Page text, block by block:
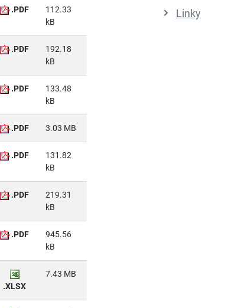
.PDF
112.33
kB
.PDF
192.18
kB
.PDF
133.48
kB
.PDF 3.03 MB
.PDF
131.82
kB
.PDF
219.31
kB
.PDF
945.56
kB
.XLSX
7.43 MB
Linky